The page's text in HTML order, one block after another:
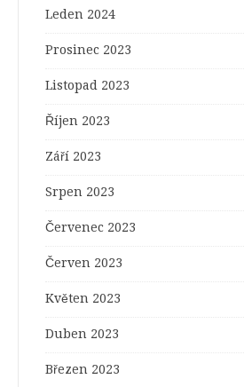
Leden 2024
Prosinec 2023
Listopad 2023
Říjen 2023
Září 2023
Srpen 2023
Červenec 2023
Červen 2023
Květen 2023
Duben 2023
Březen 2023